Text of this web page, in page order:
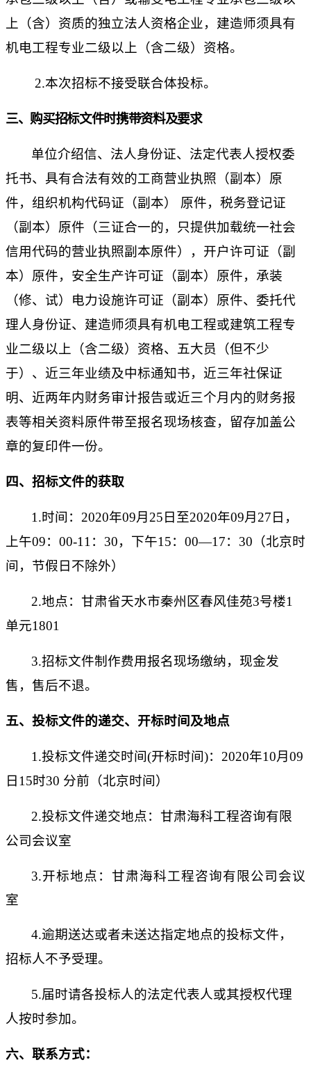
上（含）资质的独立法人资格企业，建造师须具有
机电工程专业二级以上（含二级）资格。
2.本次招标不接受联合体投标。
三、购买招标文件时携带资料及要求
单位介绍信、 法人身份证、 法定代表人授权委
托书、具有合法有效的工商营业执照（副本）原
件，组织机构代码证（副本）
原件，税务登记证
（副本）原件（三证合一的，只提供加载统一社会
信用代码的营业执照副本原件）
，开户许可证 （副
本）原件，安全生产许可证 （副本）原件，承装
（修、试）电力设施许可证 （副本）原件、委托代
理人身份证、建造师须具有机电工程或建筑工程专
业二级以上（含二级）资格、五大员（但不少
于） 、 近三年业绩及中标通知书，近三年社保证
明、 近两年内财务审计报告或近三个月内的财务报
表等相关资料原件带至报名现场核查，留存加盖公
章的复印件一份。
四、招标文件的获取
1.时间 ： 2020年09月 25 日 至2020年09月 27 日 ，
上午09：00-11：30，下午15：00—17：30（北京时
间，节假日不除外）
2.地点：甘肃省天水市秦州区春风佳苑3号楼1
单元1801
3.招标文件制作费用报名现场缴纳，现金发
售，售后不退。
五、投标文件的递交、开标时间及地点
1.投标文件递交时间(开标时间)： 2020年10月09
日 15时30 分前（北京时间）
2.投标文件递交地点：甘肃海科工程咨询有限
公司会议室
3.开标地点：甘肃海科工程咨询有限公司会议
室
4.逾期送达或者未送达指定地点的投标文件，
招标人不予受理。
5.届时请各投标人的法定代表人或其授权代理
人按时参加。
六、联系方式：